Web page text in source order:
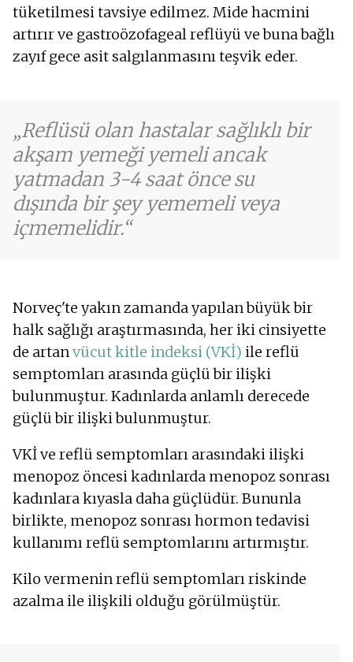
tüketilmesi tavsiye edilmez. Mide hacmini
artırır ve gastroözofageal reflüyü ve buna bağlı
zayıf gece asit salgılanmasını teşvik eder.
Reflüsü olan hastalar sağlıklı bir
akşam yemeği yemeli ancak
yatmadan 3-4 saat önce su
dışında bir şey yememeli veya
içmemelidir.
Norveç'te yakın zamanda yapılan büyük bir
halk sağlığı araştırmasında, her iki cinsiyette
de artan vücut kitle indeksi (VKİ) ile reflü
semptomları arasında güçlü bir ilişki
bulunmuştur. Kadınlarda anlamlı derecede
güçlü bir ilişki bulunmuştur.
VKİ ve reflü semptomları arasındaki ilişki
menopoz öncesi kadınlarda menopoz sonrası
kadınlara kıyasla daha güçlüdür. Bununla
birlikte, menopoz sonrası hormon tedavisi
kullanımı reflü semptomlarını artırmıştır.
Kilo vermenin reflü semptomları riskinde
azalma ile ilişkili olduğu görülmüştür.